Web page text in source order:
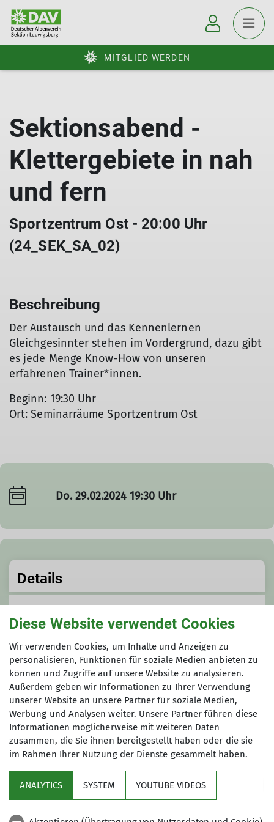
MITGLIED WERDEN
Sektionsabend -
Klettergebiete in nah
und fern
Sportzentrum Ost - 20:00 Uhr
(24_SEK_SA_02)
Beschreibung
Der Austausch und das Kennenlernen
Gleichgesinnter stehen im Vordergrund, dazu gibt
es jede Menge Know-How von unseren
erfahrenen Trainer*innen.
Beginn: 19:30 Uhr
Ort: Seminarräume Sportzentrum Ost
Do. 29.02.2024 19:30 Uhr
Details
Do. 29.02.2024 19:30 Uhr
Anmeldung
Anfrage senden
Sektion
Diese Website verwendet Cookies
Wir verwenden Cookies, um Inhalte und Anzeigen zu
personalisieren, Funktionen für soziale Medien anbieten zu
können und Zugriffe auf unsere Website zu analysieren.
Außerdem geben wir Informationen zu Ihrer Verwendung
unserer Website an unsere Partner für soziale Medien,
Werbung und Analysen weiter. Unsere Partner führen diese
Informationen möglicherweise mit weiteren Daten
zusammen, die Sie ihnen bereitgestellt haben oder die sie
im Rahmen Ihrer Nutzung der Dienste gesammelt haben.
ANALYTICS SYSTEM YOUTUBE VIDEOS